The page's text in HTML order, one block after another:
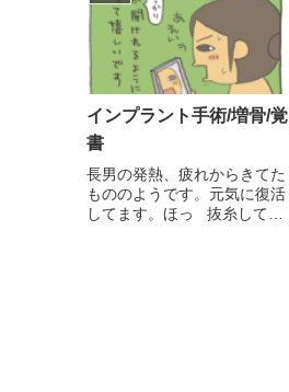
インプラント手術/増骨/覚
書
長男の発熱、疲れからきてた
もののようです。元気に復活
してます。ほっ 抜糸してき